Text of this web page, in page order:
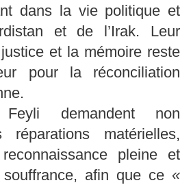
dans la vie politique et
et de l’Irak. Leur
et la mémoire reste
pour la réconciliation
demandent non
réparations matérielles,
pleine et
afin que ce «